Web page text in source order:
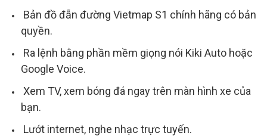
Bản đồ đẫn đường Vietmap S1 chính hãng có bản
quyền.
Ra lệnh bằng phần mềm giọng nói Kiki Auto hoặc
Google Voice.
Xem TV, xem bóng đá ngay trên màn hình xe của
bạn.
Lướt internet, nghe nhạc trực tuyến.